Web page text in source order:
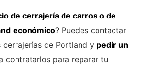
de cerrajería de carros o de
económico? Puedes contactar
cerrajerías de Portland y pedir un
contratarlos para reparar tu